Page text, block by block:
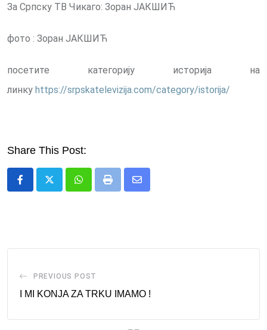
За Српску ТВ Чикаго: Зоран ЈАКШИЋ
фото : Зоран ЈАКШИЋ
посетите категорију историја на
линку https://srpskatelevizija.com/category/istorija/
Share This Post:
Whatsapp
Print
Share
PREVIOUS POST
I MI KONJA ZA TRKU IMAMO !